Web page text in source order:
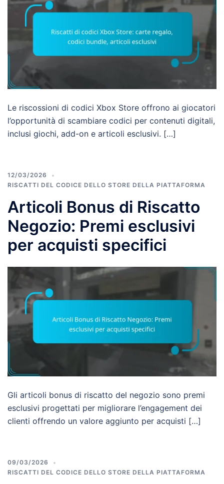
Le riscossioni di codici Xbox Store offrono ai giocatori
l’opportunità di scambiare codici per contenuti digitali,
inclusi giochi, add-on e articoli esclusivi. […]
12/03/2026
RISCATTI DEL CODICE DELLO STORE DELLA PIATTAFORMA
Articoli Bonus di Riscatto
Negozio: Premi esclusivi
per acquisti specifici
Gli articoli bonus di riscatto del negozio sono premi
esclusivi progettati per migliorare l’engagement dei
clienti offrendo un valore aggiunto per acquisti […]
09/03/2026
RISCATTI DEL CODICE DELLO STORE DELLA PIATTAFORMA